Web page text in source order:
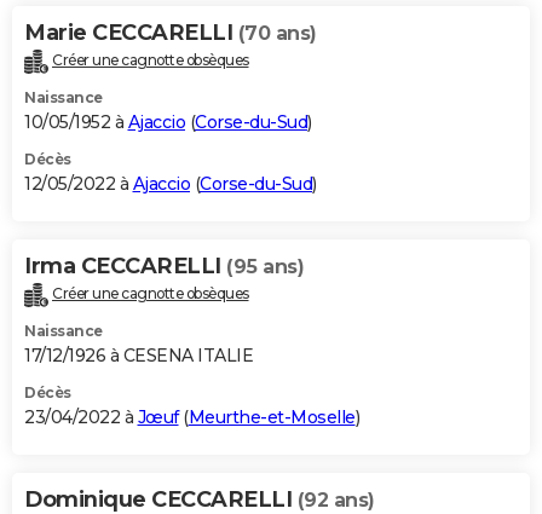
Marie CECCARELLI (70 ans)
Créer une cagnotte obsèques
Naissance
10/05/1952 à Ajaccio (Corse-du-Sud)
Décès
12/05/2022 à Ajaccio (Corse-du-Sud)
Irma CECCARELLI (95 ans)
Créer une cagnotte obsèques
Naissance
17/12/1926 à CESENA ITALIE
Décès
23/04/2022 à Jœuf(Meurthe-et-Moselle)
Dominique CECCARELLI (92 ans)